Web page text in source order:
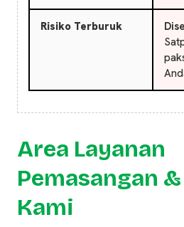
Risiko Terburuk
Area Layanan
Pemasangan
Kami